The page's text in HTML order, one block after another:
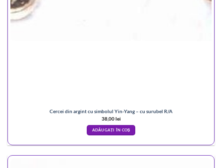
Cercei din argint cu simbolul Yin-Yang – cu surubel R/A
38,00lei
ADĂUGAȚI ÎN COȘ